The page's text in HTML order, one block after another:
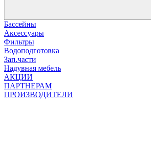
Бассейны
Аксессуары
Фильтры
Водоподготовка
Зап.части
Надувная мебель
АКЦИИ
ПАРТНЕРАМ
ПРОИЗВОДИТЕЛИ